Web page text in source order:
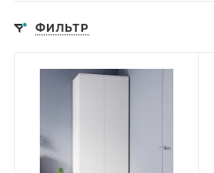
ФИЛЬТР